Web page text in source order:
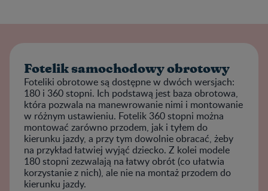
Fotelik samochodowy obrotowy
Foteliki obrotowe są dostępne w dwóch wersjach:
180 i 360 stopni. Ich podstawą jest baza obrotowa,
która pozwala na manewrowanie nimi i montowanie
w różnym ustawieniu. Fotelik 360 stopni można
montować zarówno przodem, jak i tyłem do
kierunku jazdy, a przy tym dowolnie obracać, żeby
na przykład łatwiej wyjąć dziecko. Z kolei modele
180 stopni zezwalają na łatwy obrót (co ułatwia
korzystanie z nich), ale nie na montaż przodem do
kierunku jazdy.